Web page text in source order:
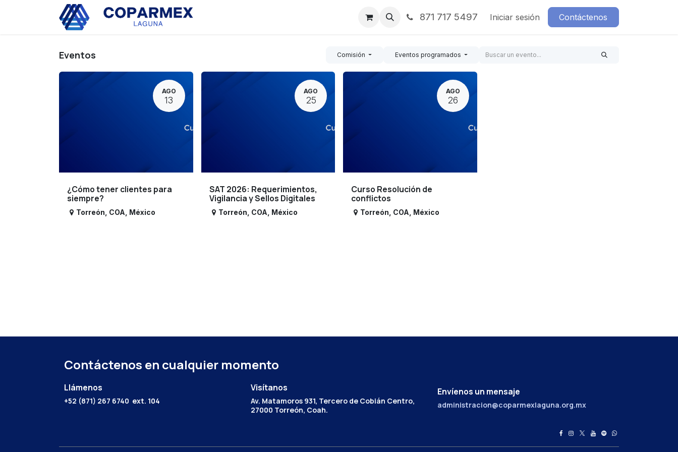
Noticias Contáctenos871 717 5497 Iniciar sesión Contáctenos
Eventos Comisión Eventos programados
AGO
13
¿Cómo tener clientes para
siempre?
Torreón COA México
AGO
25
SAT 2026: Requerimientos,
Vigilancia y Sellos Digitales
Torreón COA México
AGO
26
Curso Resolución de
conflictos
Torreón COA México
Contáctenos en cualquier momento
Llámenos
+52 (871) 267 6740 ext. 104
Envíenos un mensaje
administracion@coparmexlaguna.org.mx
Visítanos
Av. Matamoros 931, Tercero de Cobián Centro,
27000 Torreón, Coah.